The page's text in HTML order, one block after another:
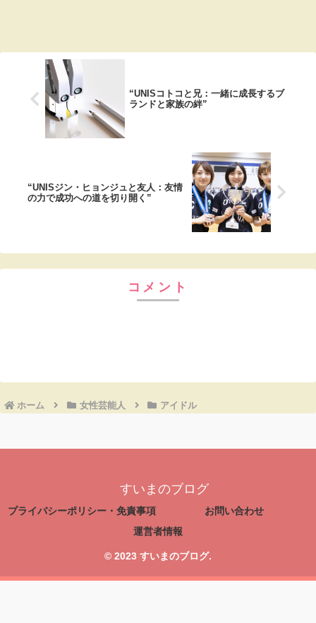
“UNISコトコと兄：一緒に成長するブ
ランドと家族の絆”
“UNISジン・ヒョンジュと友人：友情
の力で成功への道を切り開く”
コメント
ホーム 女性芸能人 アイドル
すいまのブログ
プライバシーポリシー・免責事項
お問い合わせ
運営者情報
© 2023 すいまのブログ.